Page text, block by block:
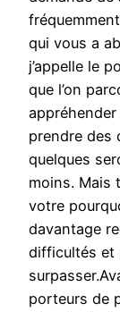
qui vous a
j’appelle le
que l’on
prendre des
quelques
moins. Mais
votre
davantage
difficultés et
porteurs de